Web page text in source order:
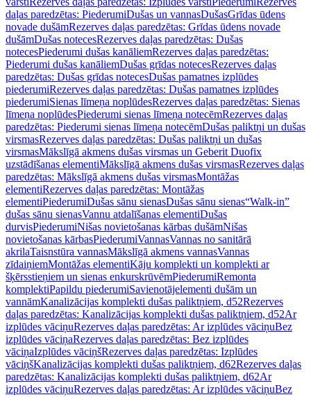
daļas paredzētas: PiederumiDušas un vannasDušasGrīdas ūdens
novade dušāmRezerves daļas paredzētas: Grīdas ūdens novade
dušāmDušas notecesRezerves daļas paredzētas: Dušas
notecesPiederumi dušas kanāliemRezerves daļas paredzētas:
Piederumi dušas kanāliemDušas grīdas notecesRezerves daļas
paredzētas: Dušas grīdas notecesDušas pamatnes izplūdes
piederumiRezerves daļas paredzētas: Dušas pamatnes izplūdes
piederumiSienas līmeņa noplūdesRezerves daļas paredzētas: Sienas
līmeņa noplūdesPiederumi sienas līmeņa notecēmRezerves daļas
paredzētas: Piederumi sienas līmeņa notecēmDušas paliktņi un dušas
virsmasRezerves daļas paredzētas: Dušas paliktņi un dušas
virsmasMākslīgā akmens dušas virsmas un Geberit Duofix
uzstādīšanas elementiMākslīgā akmens dušas virsmasRezerves daļas
paredzētas: Mākslīgā akmens dušas virsmasMontāžas
elementiRezerves daļas paredzētas: Montāžas
elementiPiederumiDušas sānu sienasDušas sānu sienas“Walk-in”
dušas sānu sienasVannu atdalīšanas elementiDušas
durvisPiederumiNišas novietošanas kārbas dušāmNišas
novietošanas kārbasPiederumiVannasVannas no sanitārā
akrilaTaisnstūra vannasMākslīgā akmens vannasVannas
zīdaiņiemMontāžas elementiKāju komplekti un komplekti ar
šķērsstieņiem un sienas enkurskrūvēmPiederumiRemonta
komplektiPapildu piederumiSavienotājelementi dušām un
vannāmKanalizācijas komplekti dušas paliktņiem, d52Rezerves
daļas paredzētas: Kanalizācijas komplekti dušas paliktņiem, d52Ar
izplūdes vāciņuRezerves daļas paredzētas: Ar izplūdes vāciņuBez
izplūdes vāciņaRezerves daļas paredzētas: Bez izplūdes
vāciņaIzplūdes vāciņšRezerves daļas paredzētas: Izplūdes
vāciņšKanalizācijas komplekti dušas paliktņiem, d62Rezerves daļas
paredzētas: Kanalizācijas komplekti dušas paliktņiem, d62Ar
izplūdes vāciņuRezerves daļas paredzētas: Ar izplūdes vāciņuBez